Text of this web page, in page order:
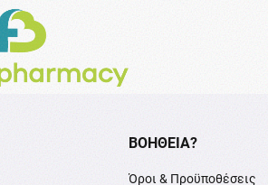
ΒΟΉΘΕΙΑ?
Όροι & Προϋποθέσεις